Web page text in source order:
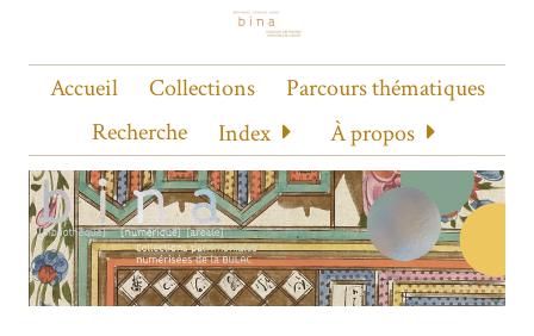
Accueil Collections
Parcours thématiques
Recherche
Index À propos